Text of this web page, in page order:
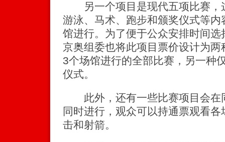
另一个项目是现代五项比赛，
游泳、马术、跑步和颁奖仪式等
馆进行。为了便于公众安排时间
京奥组委也将此项目票价设计为
3个场馆进行的全部比赛，另一种
仪式。
此外，还有一些比赛项目会在
同时进行，观众可以持通票观看
击和射箭。